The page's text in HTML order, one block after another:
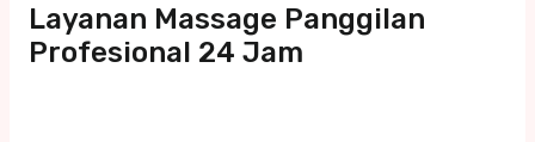
Layanan Massage Panggilan
Profesional 24 Jam